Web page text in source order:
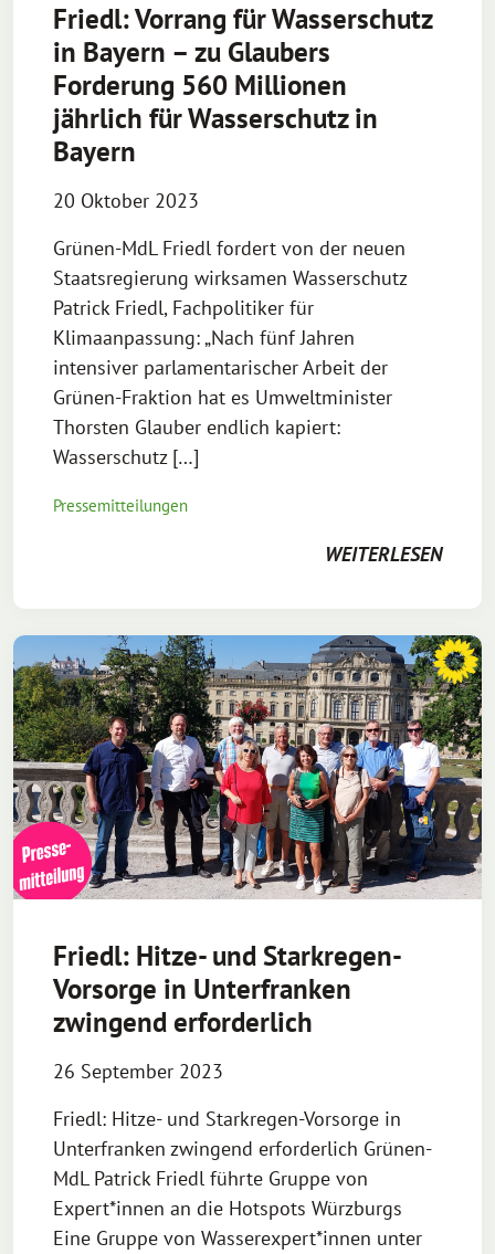
Friedl: Vorrang für Wasserschutz
in Bayern – zu Glaubers
Forderung 560 Millionen
jährlich für Wasserschutz in
Bayern
20 Oktober 2023
Grünen-MdL Friedl fordert von der neuen
Staatsregierung wirksamen Wasserschutz
Patrick Friedl, Fachpolitiker für
Klimaanpassung: „Nach fünf Jahren
intensiver parlamentarischer Arbeit der
Grünen-Fraktion hat es Umweltminister
Thorsten Glauber endlich kapiert:
Wasserschutz […]
Pressemitteilungen
WEITERLESEN
Friedl: Hitze- und Starkregen-
Vorsorge in Unterfranken
zwingend erforderlich
26 September 2023
Friedl: Hitze- und Starkregen-Vorsorge in
Unterfranken zwingend erforderlich Grünen-
MdL Patrick Friedl führte Gruppe von
Expert*innen an die Hotspots Würzburgs
Eine Gruppe von Wasserexpert*innen unter